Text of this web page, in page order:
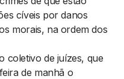
cíveis por danos
morais, na ordem dos
coletivo de juízes, que
de manhã o